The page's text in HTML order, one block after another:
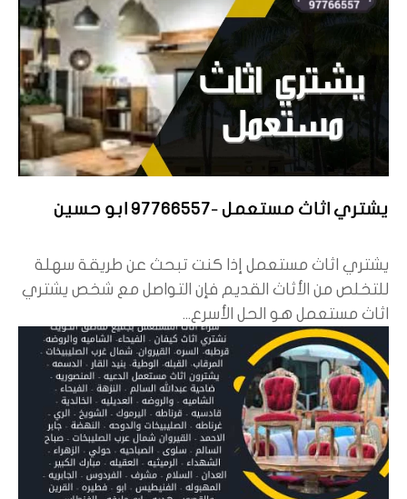
يشتري اثاث مستعمل -97766557 ابو حسين
يشتري اثاث مستعمل إذا كنت تبحث عن طريقة سهلة
للتخلص من الأثاث القديم فإن التواصل مع شخص يشتري
اثاث مستعمل هو الحل الأسرع...